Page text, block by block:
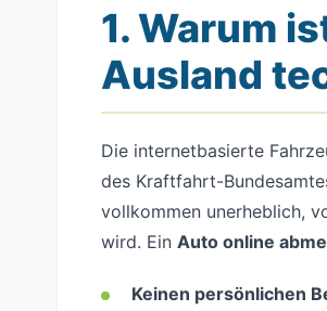
1. Warum
Ausland
Die internetbasierte
des Kraftfahrt-
vollkommen unerheblich,
wird. Ein Auto online
Keinen persönlichen